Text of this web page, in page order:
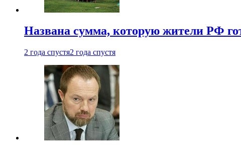
Названа сумма, которую жители РФ
2 года спустя2 года спустя